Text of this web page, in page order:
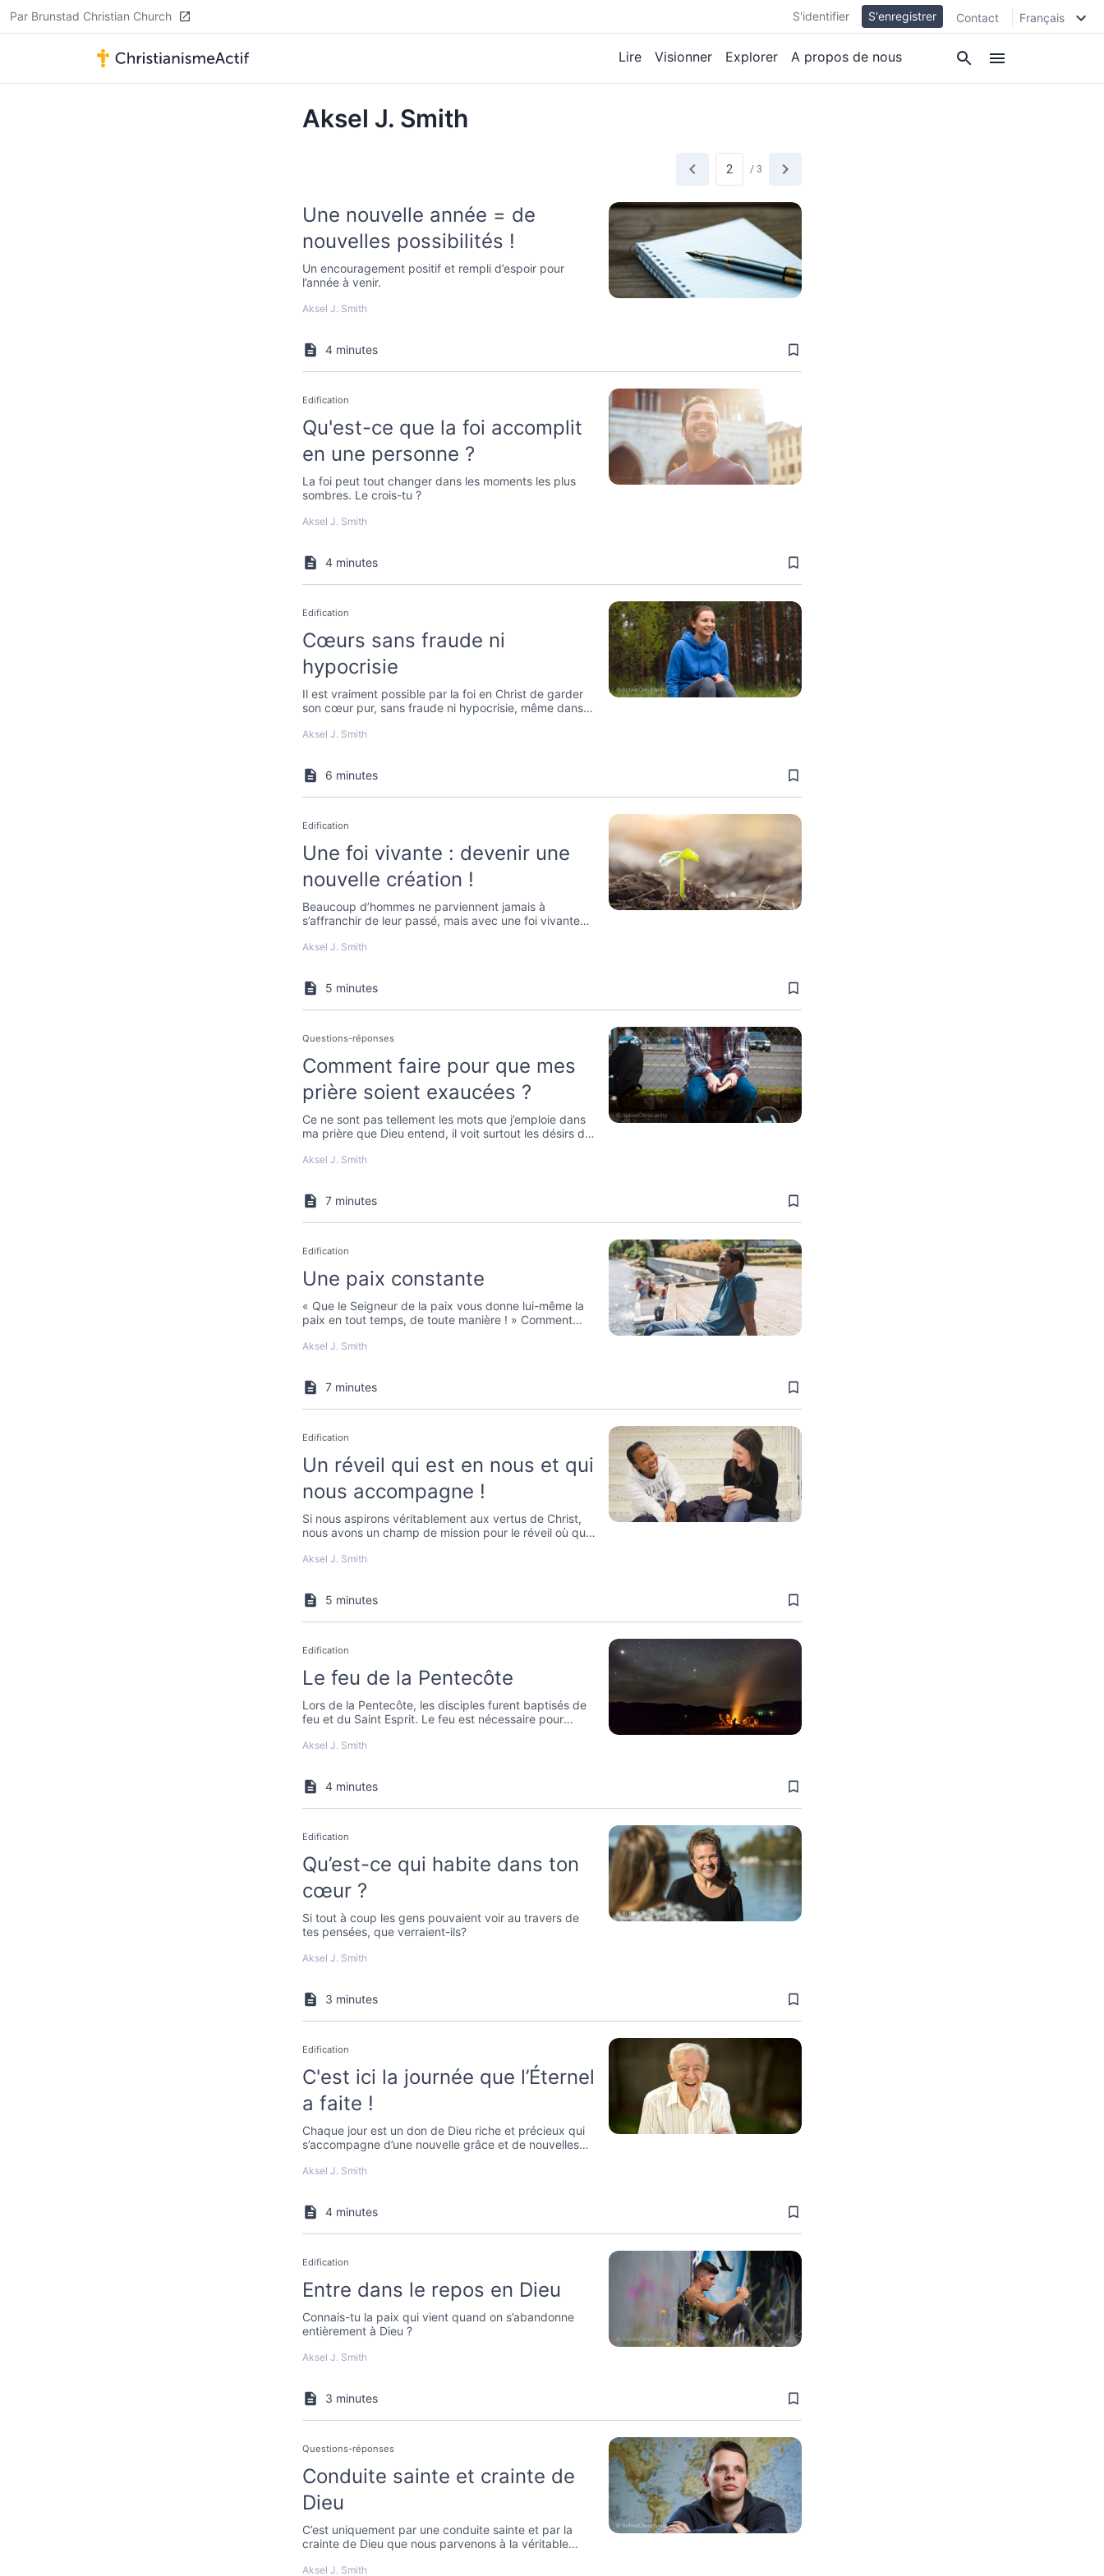
Par Brunstad Christian Church S'identifier S'enregistrer Contact Français
Lire Visionner Explorer A propos de nous
Aksel J. Smith
/ 3
Une nouvelle année = de
nouvelles possibilités !
Un encouragement positif et rempli d’espoir pour
l’année à venir.
Aksel J. Smith
4 minutes
Edification
Qu'est-ce que la foi accomplit
en une personne ?
La foi peut tout changer dans les moments les plus
sombres. Le crois-tu ?
Aksel J. Smith
4 minutes
Edification
Cœurs sans fraude ni
hypocrisie
Il est vraiment possible par la foi en Christ de garder
son cœur pur, sans fraude ni hypocrisie, même dans
piété, mais en renie la force
Aksel J. Smith
6 minutes
Edification
Une foi vivante : devenir une
nouvelle création !
Beaucoup d’hommes ne parviennent jamais à
s’affranchir de leur passé, mais avec une foi vivante
fardeaux du passé.
Aksel J. Smith
5 minutes
Questions-réponses
Comment faire pour que mes
prière soient exaucées ?
Ce ne sont pas tellement les mots que j’emploie dans
ma prière que Dieu entend, il voit surtout les désirs de
qu’il réponde à mes prières ?
Aksel J. Smith
7 minutes
Edification
Une paix constante
« Que le Seigneur de la paix vous donne lui-même la
paix en tout temps, de toute manière ! » Comment
Aksel J. Smith
7 minutes
Edification
Un réveil qui est en nous et qui
nous accompagne !
Si nous aspirons véritablement aux vertus de Christ,
nous avons un champ de mission pour le réveil où que
Aksel J. Smith
5 minutes
Edification
Le feu de la Pentecôte
Lors de la Pentecôte, les disciples furent baptisés de
feu et du Saint Esprit. Le feu est nécessaire pour
Aksel J. Smith
4 minutes
Edification
Qu’est-ce qui habite dans ton
cœur ?
Si tout à coup les gens pouvaient voir au travers de
tes pensées, que verraient-ils?
Aksel J. Smith
3 minutes
Edification
C'est ici la journée que l’Éternel
a faite !
Chaque jour est un don de Dieu riche et précieux qui
s’accompagne d’une nouvelle grâce et de nouvelles
Aksel J. Smith
4 minutes
Edification
Entre dans le repos en Dieu
Connais-tu la paix qui vient quand on s’abandonne
entièrement à Dieu ?
Aksel J. Smith
3 minutes
Questions-réponses
Conduite sainte et crainte de
Dieu
C’est uniquement par une conduite sainte et par la
crainte de Dieu que nous parvenons à la véritable
Aksel J. Smith